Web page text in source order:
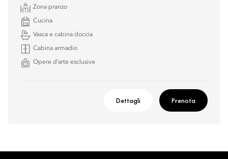
Zona pranzo
Cucina
Vasca e cabina doccia
Cabina armadio
Opere d’arte esclusive
Dettagli Prenota